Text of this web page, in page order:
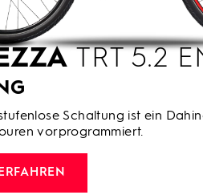
TRT 5.2
Schaltung ist ein
vorprogrammiert.